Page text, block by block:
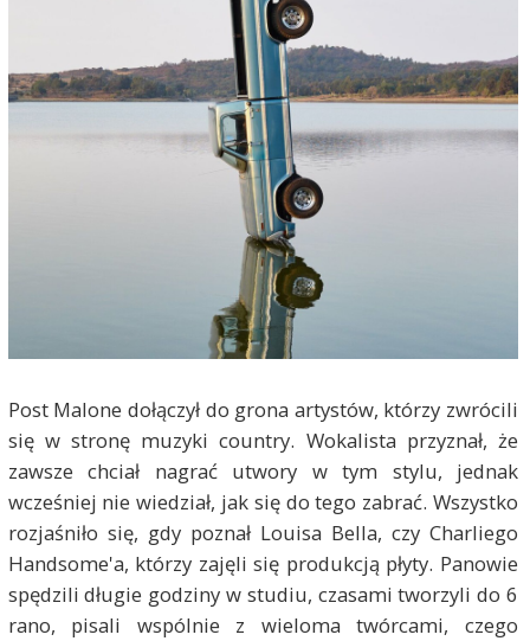
Post Malone dołączył do grona artystów, którzy zwrócili
się w stronę muzyki country. Wokalista przyznał, że
zawsze chciał nagrać utwory w tym stylu, jednak
wcześniej nie wiedział, jak się do tego zabrać. Wszystko
rozjaśniło się, gdy poznał Louisa Bella, czy Charliego
Handsome'a, którzy zajęli się produkcją płyty. Panowie
spędzili długie godziny w studiu, czasami tworzyli do 6
rano, pisali wspólnie z wieloma twórcami, czego